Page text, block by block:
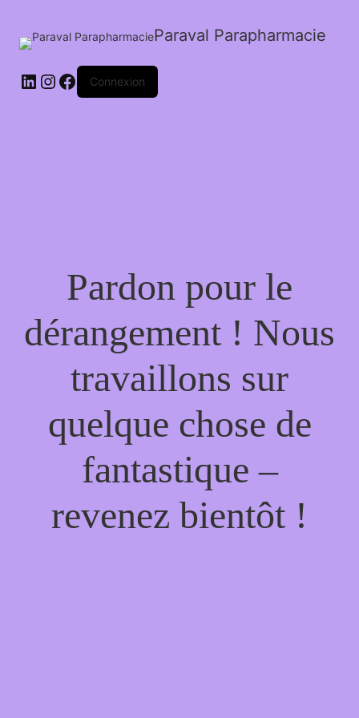
Paraval Parapharmacie
LinkedIn
Instagram
FacebookConnexion
Pardon pour le
dérangement ! Nous
travaillons sur
quelque chose de
fantastique –
revenez bientôt !